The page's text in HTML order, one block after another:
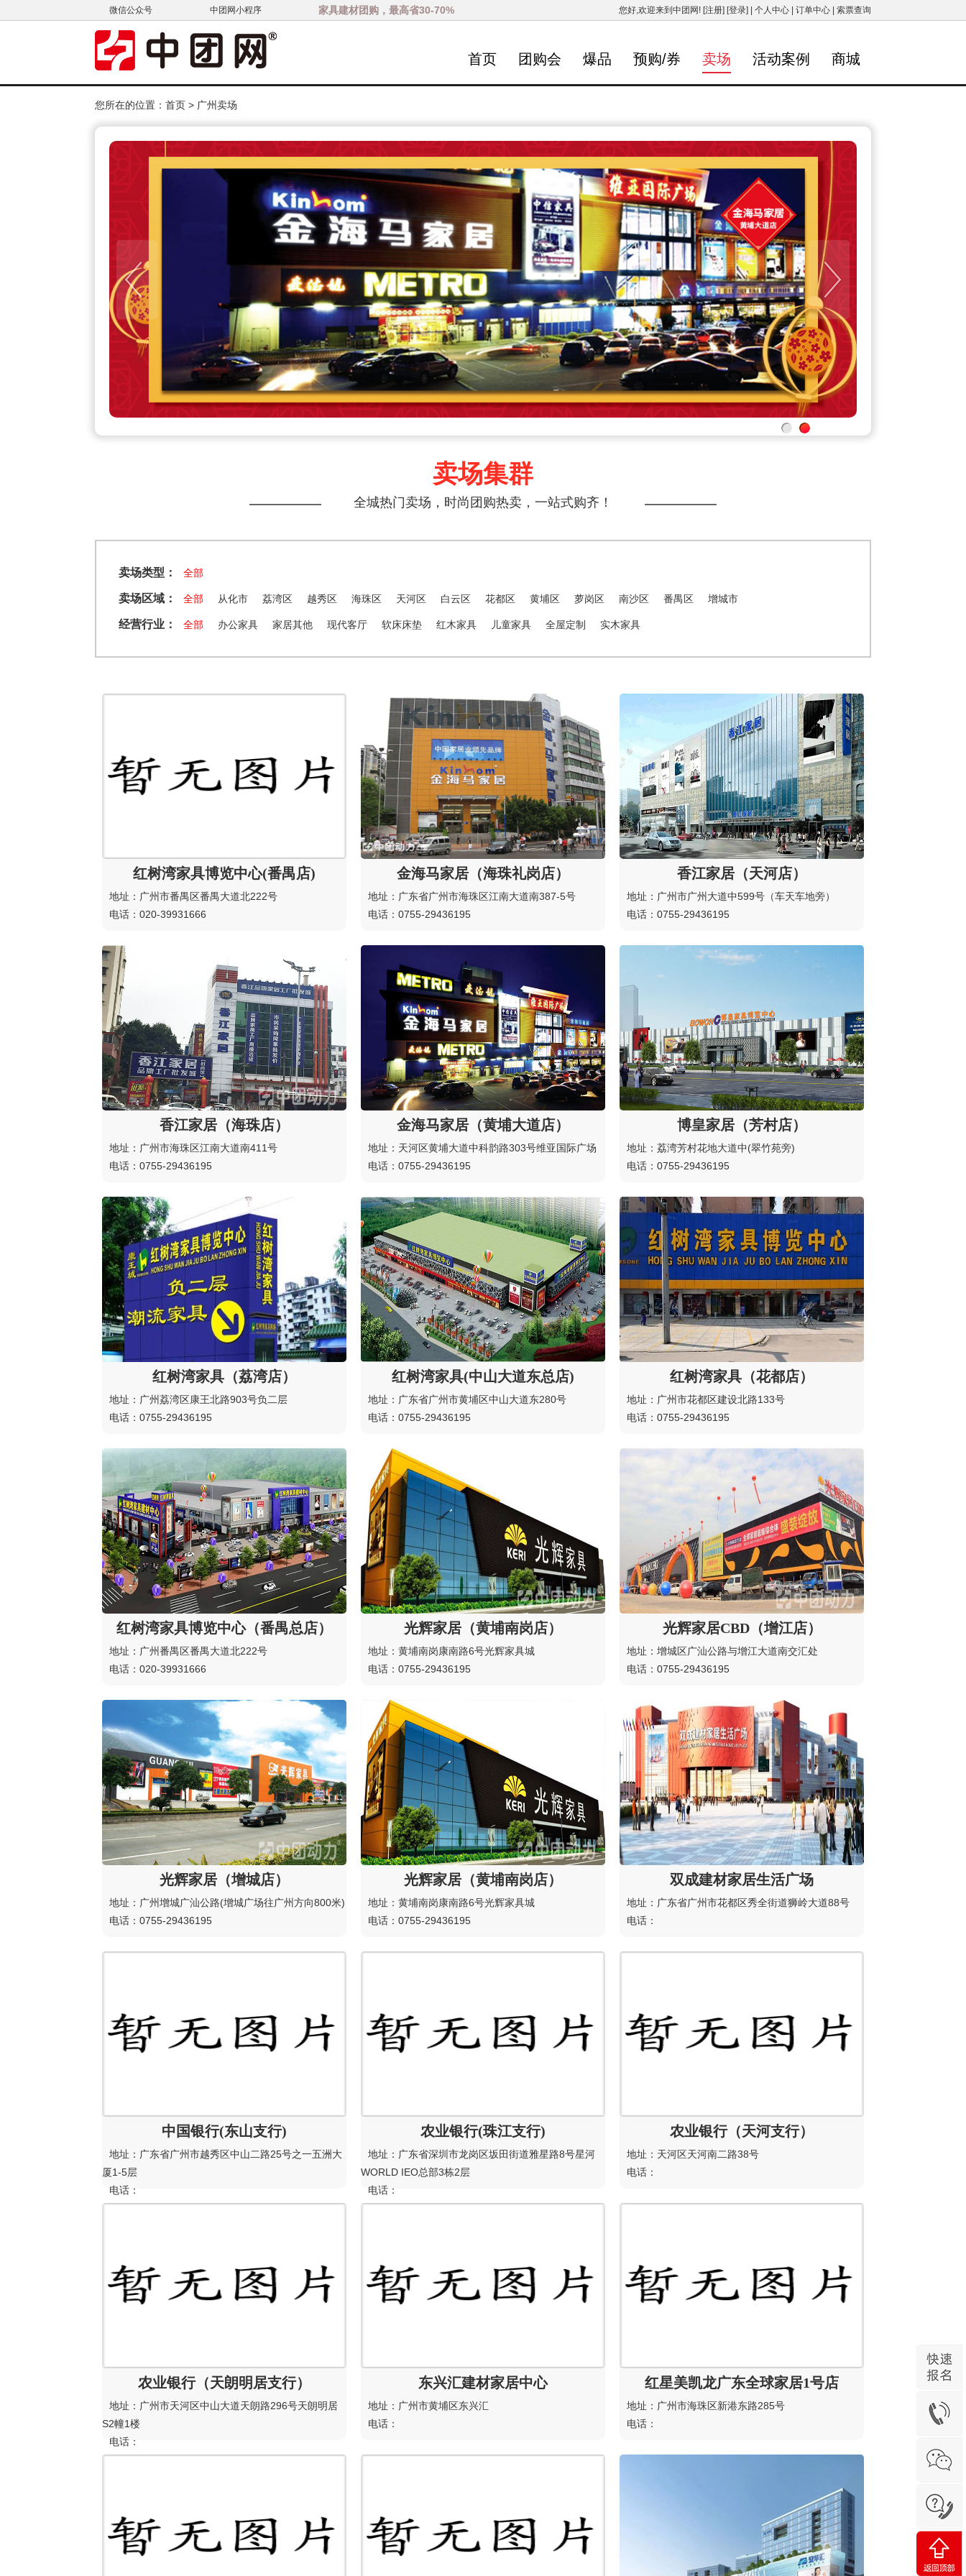
微信公众号 中团网小程序 家具建材团购，最高省30-70% 您好,欢迎来到中团网! [注册] [登录] 个人中心 订单中心 索票查询
首页 团购会 爆品 预购/券 卖场 活动案例 商城
您所在的位置： 首页 > 广州卖场
卖场集群
全城热门卖场，时尚团购热卖，一站式购齐！
卖场类型： 全部
卖场区域： 全部 从化市 荔湾区 越秀区 海珠区 天河区 白云区 花都区 黄埔区 萝岗区 南沙区 番禺区 增城市
经营行业： 全部 办公家具 家居其他 现代客厅 软床床垫 红木家具 儿童家具 全屋定制 实木家具
红树湾家具博览中心(番禺店)
地址：广州市番禺区番禺大道北222号
电话：020-39931666
金海马家居（海珠礼岗店）
地址：广东省广州市海珠区江南大道南387-5号
电话：0755-29436195
香江家居（天河店）
地址：广州市广州大道中599号（车天车地旁）
电话：0755-29436195
香江家居（海珠店）
地址：广州市海珠区江南大道南411号
电话：0755-29436195
金海马家居（黄埔大道店）
地址：天河区黄埔大道中科韵路303号维亚国际广场
电话：0755-29436195
博皇家居（芳村店）
地址：荔湾芳村花地大道中(翠竹苑旁)
电话：0755-29436195
红树湾家具（荔湾店）
地址：广州荔湾区康王北路903号负二层
电话：0755-29436195
红树湾家具(中山大道东总店)
地址：广东省广州市黄埔区中山大道东280号
电话：0755-29436195
红树湾家具（花都店）
地址：广州市花都区建设北路133号
电话：0755-29436195
红树湾家具博览中心（番禺总店）
地址：广州番禺区番禺大道北222号
电话：020-39931666
光辉家居（黄埔南岗店）
地址：黄埔南岗康南路6号光辉家具城
电话：0755-29436195
光辉家居CBD（增江店）
地址：增城区广汕公路与增江大道南交汇处
电话：0755-29436195
光辉家居（增城店）
地址：广州增城广汕公路(增城广场往广州方向800米)
电话：0755-29436195
光辉家居（黄埔南岗店）
地址：黄埔南岗康南路6号光辉家具城
电话：0755-29436195
双成建材家居生活广场
地址：广东省广州市花都区秀全街道狮岭大道88号
电话：
中国银行(东山支行)
地址：广东省广州市越秀区中山二路25号之一五洲大
厦1-5层
电话：
农业银行(珠江支行)
地址：广东省深圳市龙岗区坂田街道雅星路8号星河
WORLD IEO总部3栋2层
电话：
农业银行（天河支行）
地址：天河区天河南二路38号
电话：
农业银行（天朗明居支行）
地址：广州市天河区中山大道天朗路296号天朗明居
S2幢1楼
电话：
东兴汇建材家居中心
地址：广州市黄埔区东兴汇
电话：
红星美凯龙广东全球家居1号店
地址：广州市海珠区新港东路285号
电话：